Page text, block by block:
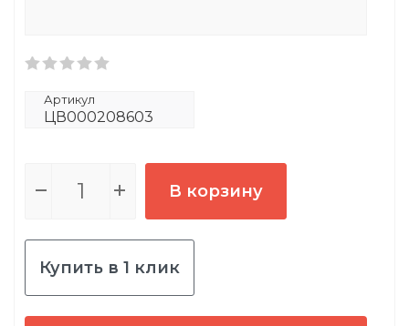
Артикул
ЦВ000208603
В корзину
Купить в 1 клик